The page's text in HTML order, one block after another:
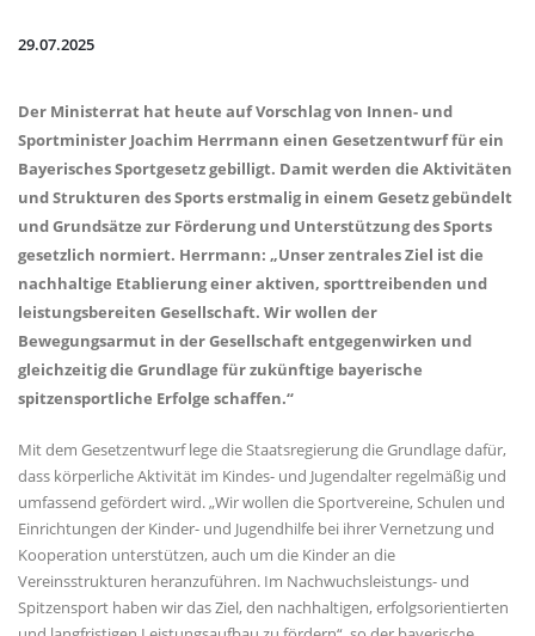
29.07.2025
Der Ministerrat hat heute auf Vorschlag von Innen- und
Sportminister Joachim Herrmann einen Gesetzentwurf für ein
Bayerisches Sportgesetz gebilligt. Damit werden die Aktivitäten
und Strukturen des Sports erstmalig in einem Gesetz gebündelt
und Grundsätze zur Förderung und Unterstützung des Sports
gesetzlich normiert. Herrmann: „Unser zentrales Ziel ist die
nachhaltige Etablierung einer aktiven, sporttreibenden und
leistungsbereiten Gesellschaft. Wir wollen der
Bewegungsarmut in der Gesellschaft entgegenwirken und
gleichzeitig die Grundlage für zukünftige bayerische
spitzensportliche Erfolge schaffen.“
Mit dem Gesetzentwurf lege die Staatsregierung die Grundlage dafür,
dass körperliche Aktivität im Kindes- und Jugendalter regelmäßig und
umfassend gefördert wird. „Wir wollen die Sportvereine, Schulen und
Einrichtungen der Kinder- und Jugendhilfe bei ihrer Vernetzung und
Kooperation unterstützen, auch um die Kinder an die
Vereinsstrukturen heranzuführen. Im Nachwuchsleistungs- und
Spitzensport haben wir das Ziel, den nachhaltigen, erfolgsorientierten